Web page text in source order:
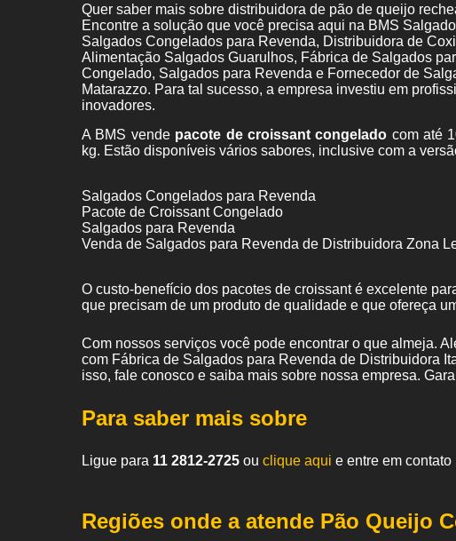
Quer saber mais sobre distribuidora de pão de queijo
Encontre a solução que você precisa aqui na BMS
Salgados Congelados para Revenda, Distribuidora de
Alimentação Salgados Guarulhos, Fábrica de Salgados
Congelado, Salgados para Revenda e Fornecedor de
Matarazzo. Para tal sucesso, a empresa investiu em
inovadores.
A BMS vende pacote de croissant congelado com até
kg. Estão disponíveis vários sabores, inclusive com a
Salgados Congelados para Revenda
Pacote de Croissant Congelado
Salgados para Revenda
Venda de Salgados para Revenda de Distribuidora Zona
O custo-benefício dos pacotes de croissant é excelente
que precisam de um produto de qualidade e que ofereça
Com nossos serviços você pode encontrar o que almeja.
com Fábrica de Salgados para Revenda de Distribuidora
isso, fale conosco e saiba mais sobre nossa empresa.
Para saber mais sobre
Ligue para 11 2812-2725 ou clique aqui e entre em contato
Regiões onde a atende Pão Queijo